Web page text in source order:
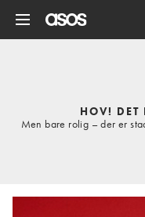
HOV! DET
Men bare rolig – der er